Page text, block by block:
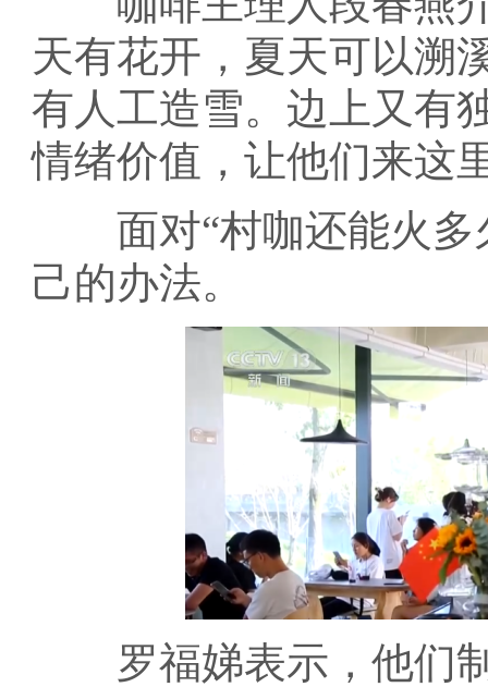
天有花开，夏天可以溯
有人工造雪。边上又有
情绪价值，让他们来这
面对“村咖还能火多
己的办法。
罗福娣表示，他们制